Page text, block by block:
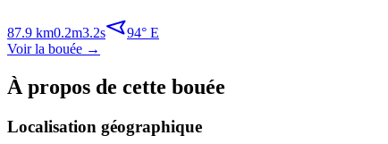
87.9 km0.2m3.2s 94° E
Voir la bouée →
À propos de cette bouée
Localisation géographique